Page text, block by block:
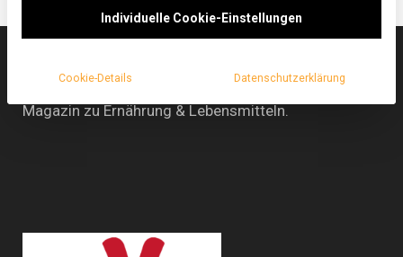
Magazin zu Ernährung & Lebensmitteln.
Individuelle Cookie-Einstellungen
Cookie-Details Datenschutzerklärung